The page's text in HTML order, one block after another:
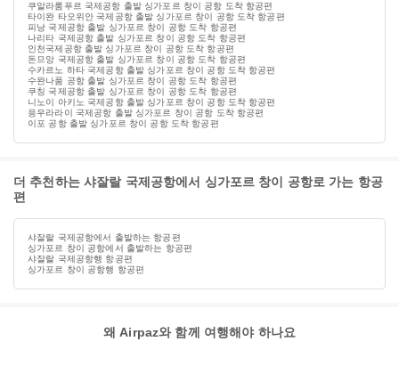
쿠알라룸푸르 국제공항 출발 싱가포르 창이 공항 도착 항공편
타이완 타오위안 국제공항 출발 싱가포르 창이 공항 도착 항공편
피낭 국제공항 출발 싱가포르 창이 공항 도착 항공편
나리타 국제공항 출발 싱가포르 창이 공항 도착 항공편
인천국제공항 출발 싱가포르 창이 공항 도착 항공편
돈므앙 국제공항 출발 싱가포르 창이 공항 도착 항공편
수카르노 하타 국제공항 출발 싱가포르 창이 공항 도착 항공편
수완나품 공항 출발 싱가포르 창이 공항 도착 항공편
쿠칭 국제공항 출발 싱가포르 창이 공항 도착 항공편
니노이 아키노 국제공항 출발 싱가포르 창이 공항 도착 항공편
응우라라이 국제공항 출발 싱가포르 창이 공항 도착 항공편
이포 공항 출발 싱가포르 창이 공항 도착 항공편
더 추천하는 샤잘랄 국제공항에서 싱가포르 창이 공항로 가는 항공
편
샤잘랄 국제공항에서 출발하는 항공편
싱가포르 창이 공항에서 출발하는 항공편
샤잘랄 국제공항행 항공편
싱가포르 창이 공항행 항공편
왜 Airpaz와 함께 여행해야 하나요